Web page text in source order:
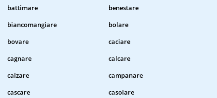
battimare
benestare
biancomangiare
bolare
bovare
caciare
cagnare
calcare
calzare
campanare
cascare
casolare